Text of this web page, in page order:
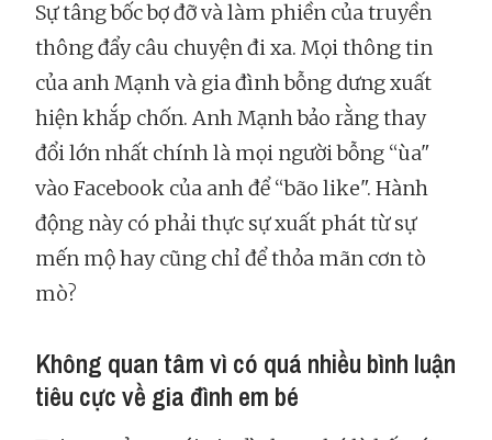
Sự tâng bốc bợ đỡ và làm phiền của truyền
thông đẩy câu chuyện đi xa. Mọi thông tin
của anh Mạnh và gia đình bỗng dưng xuất
hiện khắp chốn. Anh Mạnh bảo rằng thay
đổi lớn nhất chính là mọi người bỗng “ùa"
vào Facebook của anh để “bão like". Hành
động này có phải thực sự xuất phát từ sự
mến mộ hay cũng chỉ để thỏa mãn cơn tò
mò?
Không quan tâm vì có quá nhiều bình luận
tiêu cực về gia đình em bé